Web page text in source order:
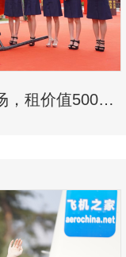
济南一小伙新婚现场，租价值500多万的直升机助阵